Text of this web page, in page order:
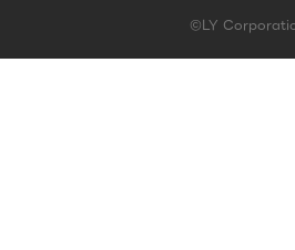
©LY
このコンテンツは掲載が終了しまし